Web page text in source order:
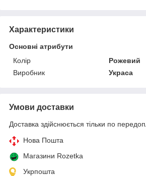
Характеристики
Основні атрибути
Колір
Рожевий
Виробник
Украса
Умови доставки
Доставка здійснюється тільки по
Нова Пошта
Магазини Rozetka
Укрпошта